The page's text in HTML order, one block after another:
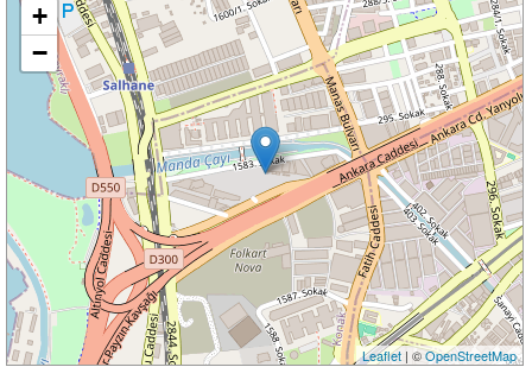
+
−
Leaflet| ©OpenStreetMap